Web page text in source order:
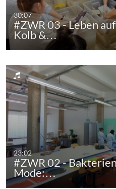
30:07
#ZWR 03 - Leben
Kolb &…
23:02
#ZWR 02 -
Mode:…